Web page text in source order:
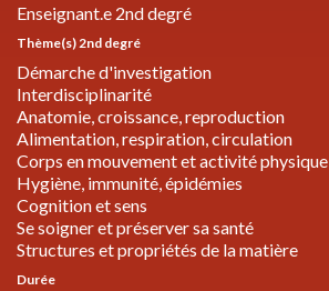
Enseignant.e 2nd degré
Thème(s) 2nd degré
Démarche d'investigation
Interdisciplinarité
Anatomie, croissance, reproduction
Alimentation, respiration, circulation
Corps en mouvement et activité physique
Hygiène, immunité, épidémies
Cognition et sens
Se soigner et préserver sa santé
Structures et propriétés de la matière
Durée